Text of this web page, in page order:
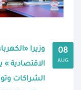
08
AUG
وزيرا
الاقتصادية »
الشراكات